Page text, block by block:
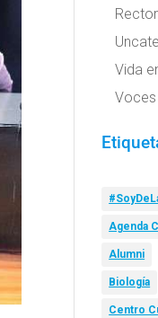
Vida
Voces
Agenda
Alumni
Biología
Centro